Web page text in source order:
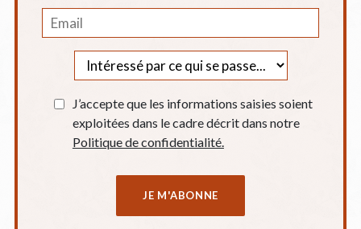
J’accepte que les informations saisies soient
exploitées dans le cadre décrit dans notre
Politique de confidentialité.